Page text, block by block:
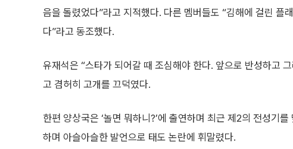
음을 돌렸었다”라고 지적했다. 다른 멤버들도 “김해에 걸린 플
다”라고 동조했다.
유재석은 “스타가 되어갈 때 조심해야 한다. 앞으로 반성하고
고 겸허히 고개를 끄덕였다.
한편 양상국은 ‘놀면 뭐하니?’에 출연하며 최근 제2의 전성기
하며 아슬아슬한 발언으로 태도 논란에 휘말렸다.